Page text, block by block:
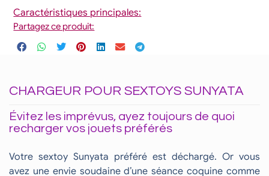
Caractéristiques principales:
Partagez ce produit:
CHARGEUR POUR SEXTOYS SUNYATA
Évitez les imprévus, ayez toujours de quoi
recharger vos jouets préférés
Votre sextoy Sunyata préféré est déchargé. Or vous
avez une envie soudaine d’une séance coquine comme